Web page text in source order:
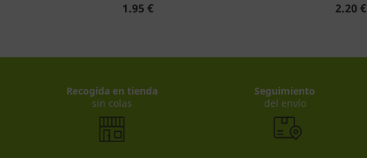
1.95 €
2.20 €
Recogida en tienda
sin colas
Seguimiento
del envío